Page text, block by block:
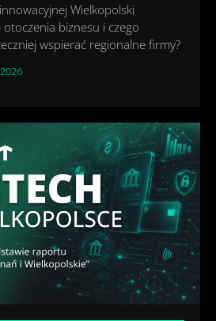
Wielkopolski
biznesu i czego
wspierać regionalne firmy?